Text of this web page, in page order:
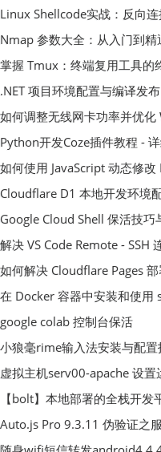
.NET 项目环境配置与编译发布
google colab 控制台保活
📝
250
篇文章
✍️
231k
总字数
👥